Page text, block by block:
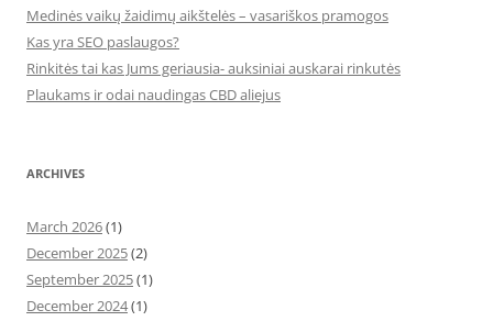
Medinės vaikų žaidimų aikštelės – vasariškos pramogos
Kas yra SEO paslaugos?
Rinkitės tai kas Jums geriausia- auksiniai auskarai rinkutės
Plaukams ir odai naudingas CBD aliejus
ARCHIVES
March 2026(1)
December 2025(2)
September 2025(1)
December 2024(1)